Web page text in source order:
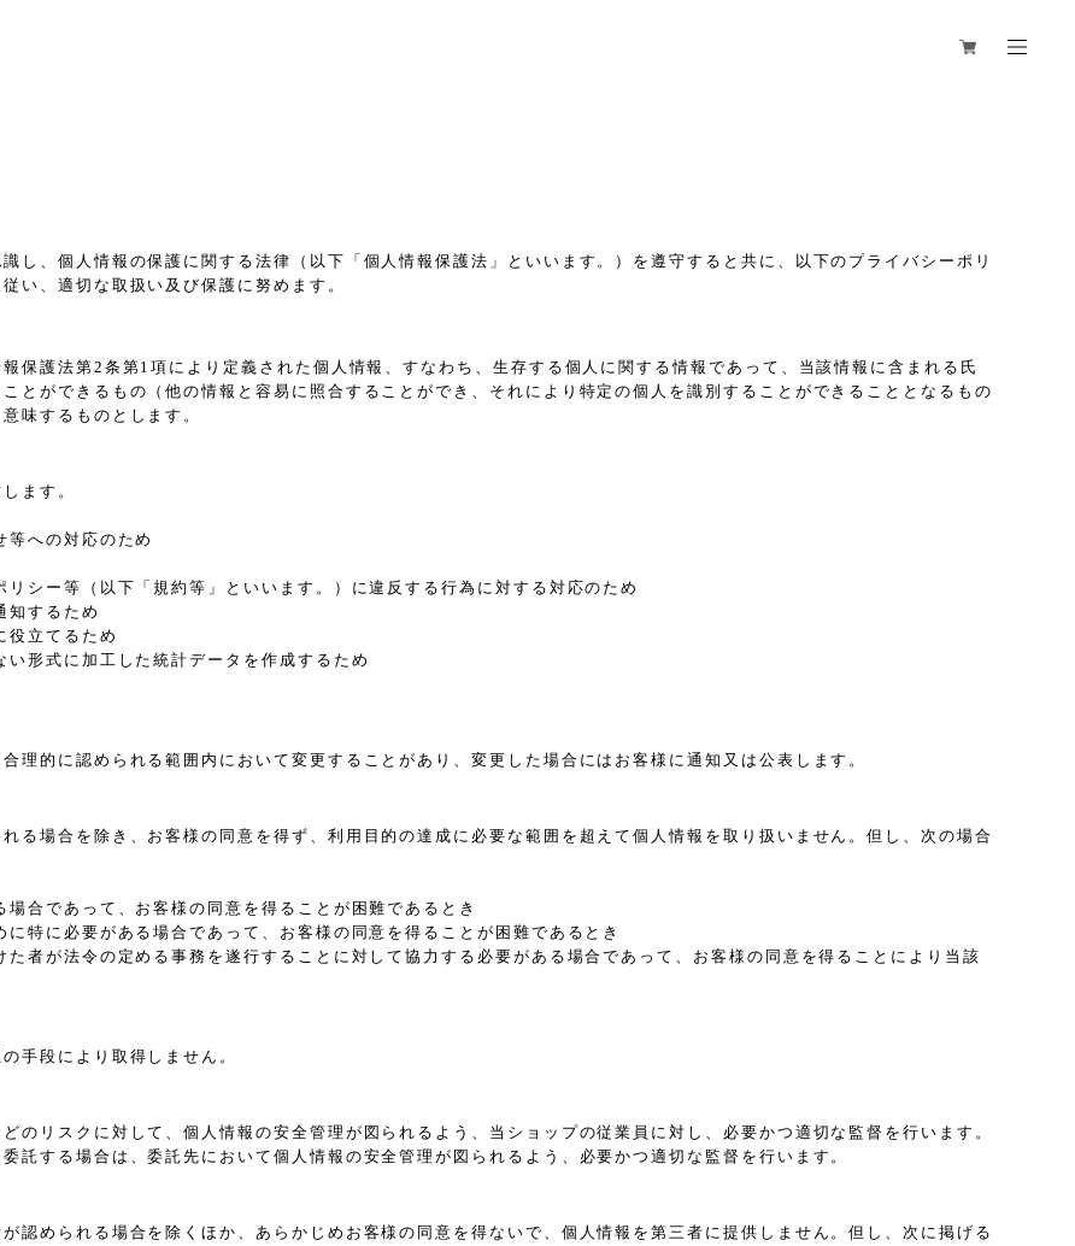
し、個人情報の保護に関する法律（以下「個人情報保護法」といいます。）を遵守すると共に、以下のプライバシーポリ
い、適切な取扱い及び保護に努めます。
保護法第2条第1項により定義された個人情報、すなわち、生存する個人に関する情報であって、当該情報に含まれる氏
とができるもの（他の情報と容易に照合することができ、それにより特定の個人を識別することができることとなるもの
味するものとします。
ます。
等への対応のため
シー等（以下「規約等」といいます。）に違反する行為に対する対応のため
知するため
役立てるため
い形式に加工した統計データを作成するため
理的に認められる範囲内において変更することがあり、変更した場合にはお客様に通知又は公表します。
る場合を除き、お客様の同意を得ず、利用目的の達成に必要な範囲を超えて個人情報を取り扱いません。但し、次の場合
合であって、お客様の同意を得ることが困難であるとき
特に必要がある場合であって、お客様の同意を得ることが困難であるとき
た者が法令の定める事務を遂行することに対して協力する必要がある場合であって、お客様の同意を得ることにより当該
手段により取得しません。
のリスクに対して、個人情報の安全管理が図られるよう、当ショップの従業員に対し、必要かつ適切な監督を行います。
託する場合は、委託先において個人情報の安全管理が図られるよう、必要かつ適切な監督を行います。
認められる場合を除くほか、あらかじめお客様の同意を得ないで、個人情報を第三者に提供しません。但し、次に掲げる